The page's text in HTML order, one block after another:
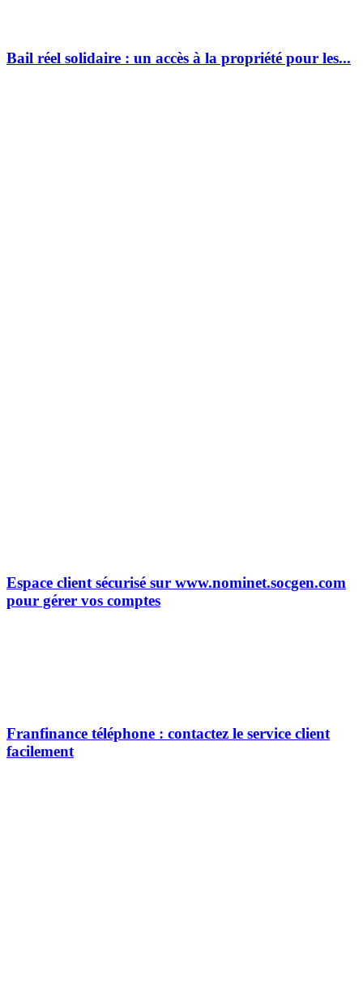
Bail réel solidaire : un accès à la propriété pour les...
Espace client sécurisé sur www.nominet.socgen.com
pour gérer vos comptes
Franfinance téléphone : contactez le service client
facilement